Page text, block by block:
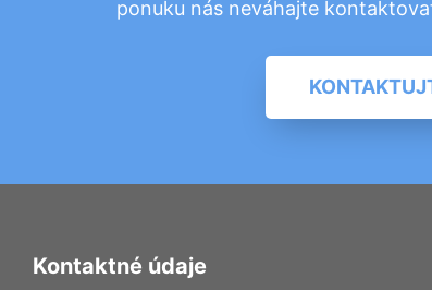
ponuku nás neváhajte
Kontaktné údaje